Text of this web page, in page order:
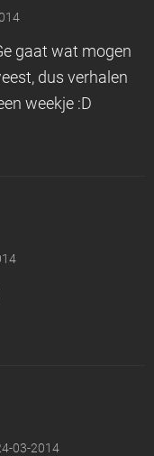
gaat wat mogen
dus verhalen
weekje :D
03-2014